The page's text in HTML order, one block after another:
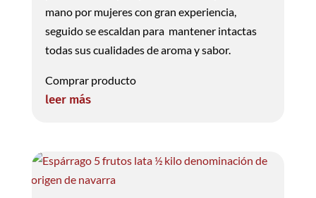
mano por mujeres con gran experiencia,
seguido se escaldan para mantener intactas
todas sus cualidades de aroma y sabor.
Comprar producto
leer más